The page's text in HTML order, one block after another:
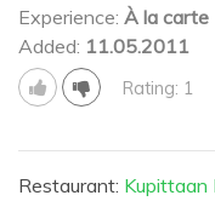
Experience: À la carte
Added: 11.05.2011
Rating: 1
Restaurant: Kupittaan